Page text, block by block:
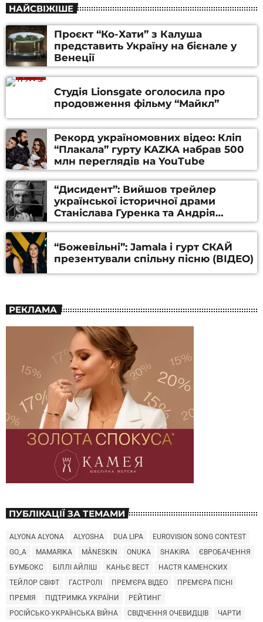
НАЙСВІЖІШЕ
Проєкт “Ко-Хати” з Калуша
представить Україну на бієнале у
Венеції
Студія Lionsgate оголосила про
продовження фільму “Майкл”
Рекорд україномовних відео: Кліп
“Плакала” гурту KAZKA набрав 500
млн переглядів на YouTube
“Дисидент”: Вийшов трейлер
української історичної драми
Станіслава Гуренка та Андрія
Алфьорова (ВІДЕО)
“Божевільні”: Jamala і гурт СКАЙ
презентували спільну пісню (ВІДЕО)
РЕКЛАМА
ПУБЛІКАЦІЇ ЗА ТЕМАМИ
ALYONA ALYONA ALYOSHA DUA LIPA
EUROVISION SONG CONTEST
GO_A
MAMARIKA MÅNESKIN ONUKA SHAKIRA
ЄВРОБАЧЕННЯ
БУМБОКС
БІЛЛІ АЙЛІШ КАНЬЄ ВЕСТ
НАСТЯ КАМЕНСКИХ
ТЕЙЛОР СВІФТ
ГАСТРОЛІ ПРЕМ'ЄРА ВІДЕО
ПРЕМ'ЄРА ПІСНІ
ПРЕМІЯ
ПІДТРИМКА УКРАЇНИ
РЕЙТИНГ
РОСІЙСЬКО-УКРАЇНСЬКА ВІЙНА
СВІДЧЕННЯ ОЧЕВИДЦІВ
ЧАРТИ